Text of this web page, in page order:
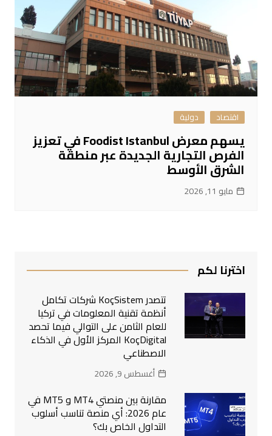
اقتصاد دولية
يسهم معرض Foodist Istanbul في تعزيز
الفرص التجارية الجديدة عبر منطقة
الشرق الأوسط
مايو 11, 2026
اخترنا لكم
تتصدر KoçSistem شركات تكامل
أنظمة تقنية المعلومات في تركيا
للعام الثامن على التوالي فيما تحصد
KoçDigital المركز الأول في الذكاء
الاصطناعي
أغسطس 9, 2026
مقارنة بين منصتي MT4 و MT5 في
عام 2026: أي منصة تناسب أسلوب
التداول الخاص بك؟